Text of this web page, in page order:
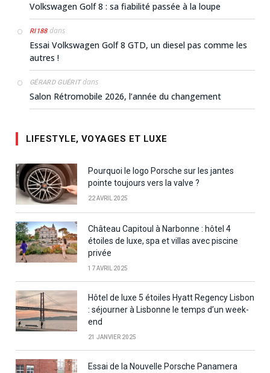
Volkswagen Golf 8 : sa fiabilité passée à la loupe
RI188dans
Essai Volkswagen Golf 8 GTD, un diesel pas comme les
autres !
GÉRARD GUÉRITdans
Salon Rétromobile 2026, l’année du changement
LIFESTYLE, VOYAGES ET LUXE
Pourquoi le logo Porsche sur les jantes
pointe toujours vers la valve ?
22 AVRIL 2025
Château Capitoul à Narbonne : hôtel 4
étoiles de luxe, spa et villas avec piscine
privée
17 AVRIL 2025
Hôtel de luxe 5 étoiles Hyatt Regency Lisbon
: séjourner à Lisbonne le temps d’un week-
end
21 JANVIER 2025
Essai de la Nouvelle Porsche Panamera